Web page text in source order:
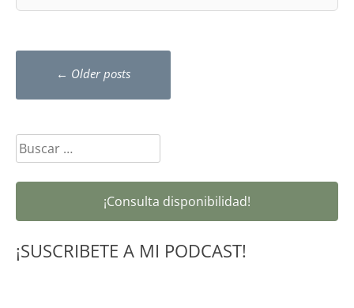
Posts
navigation
← Older posts
Buscar:
¡Consulta disponibilidad!
¡SUSCRIBETE A MI PODCAST!